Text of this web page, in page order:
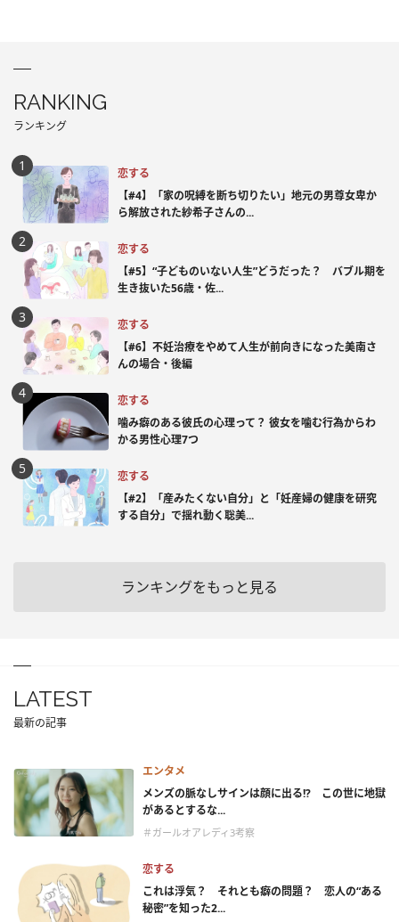
RANKING
ランキング
恋する
【#4】「家の呪縛を断ち切りたい」地元の男尊女卑か
ら解放された紗希子さんの...
恋する
【#5】“子どものいない人生”どうだった？ バブル期を
生き抜いた56歳・佐...
恋する
【#6】不妊治療をやめて人生が前向きになった美南さ
んの場合・後編
恋する
噛み癖のある彼氏の心理って？ 彼女を噛む行為からわ
かる男性心理7つ
恋する
【#2】「産みたくない自分」と「妊産婦の健康を研究
する自分」で揺れ動く聡美...
ランキングをもっと見る
LATEST
最新の記事
エンタメ
メンズの脈なしサインは顔に出る!? この世に地獄
があるとするな...
＃ガールオアレディ3考察
恋する
これは浮気？ それとも癖の問題？ 恋人の“ある
秘密”を知った2...